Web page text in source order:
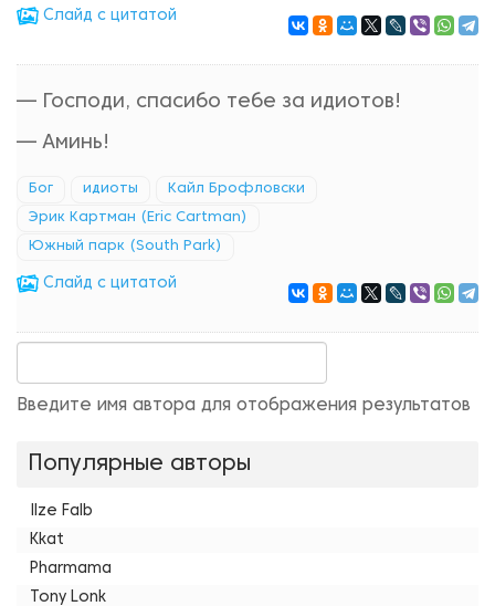
Cлайд с цитатой
— Господи, спасибо тебе за идиотов!
— Аминь!
Бог идиоты Кайл Брофловски
Эрик Картман (Eric Cartman)
Южный парк (South Park)
Cлайд с цитатой
Введите имя автора для отображения результатов
Популярные авторы
Ilze Falb
Kkat
Pharmama
Tony Lonk